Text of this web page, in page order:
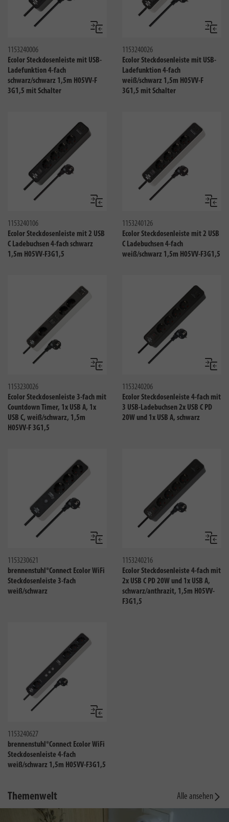
Vergleichen
1153240006
Ecolor Steckdosenleiste mit USB-
Ladefunktion 4-fach
schwarz/schwarz 1,5m H05VV-F
3G1,5 mit Schalter
1153240026
Ecolor Steckdosenleiste mit USB-
Ladefunktion 4-fach
weiß/schwarz 1,5m H05VV-F
3G1,5 mit Schalter
Vergleichen
1153240106
Ecolor Steckdosenleiste mit 2 USB
C Ladebuchsen 4-fach schwarz
1,5m H05VV-F3G1,5
1153240126
Ecolor Steckdosenleiste mit 2 USB
C Ladebuchsen 4-fach
weiß/schwarz 1,5m H05VV-F3G1,5
Vergleichen
1153230026
Ecolor Steckdosenleiste 3-fach mit
Countdown Timer, 1x USB A, 1x
USB C, weiß/schwarz, 1,5m
H05VV-F 3G1,5
1153240206
Ecolor Steckdosenleiste 4-fach mit
3 USB-Ladebuchsen 2x USB C PD
20W und 1x USB A, schwarz
Vergleichen
1153230621
brennenstuhl®Connect Ecolor WiFi
Steckdosenleiste 3-fach
weiß/schwarz
1153240216
Ecolor Steckdosenleiste 4-fach mit
2x USB C PD 20W und 1x USB A,
schwarz/anthrazit, 1,5m H05VV-
F3G1,5
Vergleichen
1153240627
brennenstuhl®Connect Ecolor WiFi
Steckdosenleiste 4-fach
weiß/schwarz 1,5m H05VV-F3G1,5
Themenwelt Alle ansehen